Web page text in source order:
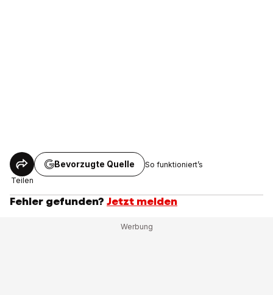
Teilen
Bevorzugte Quelle So funktioniert’s
Fehler gefunden? Jetzt melden